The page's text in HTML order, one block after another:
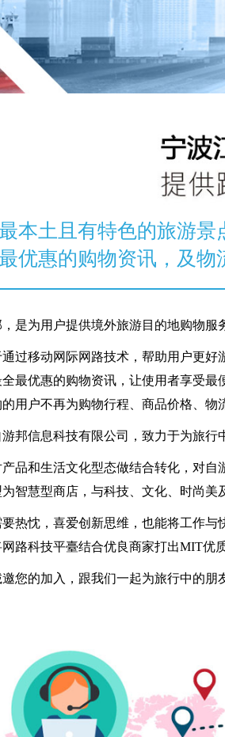
本土且有特色的旅游景
优惠的购物资讯，及物
是为用户提供境外旅游目的地购物服
过移动网际网路技术，帮助用户更好
最优惠的购物资讯，让使用者享受最
用户不再为购物行程、商品价格、物
邦信息科技有限公司，致力于为旅行
品和生活文化型态做结合转化，对
智慧型商店，与科技、文化、时尚美
热忱，喜爱创新思维，也能将工作
路科技平臺结合优良商家打出MIT优
您的加入，跟我们一起为旅行中的朋